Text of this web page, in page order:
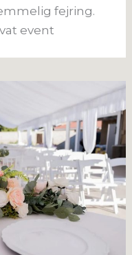
fejring.
event